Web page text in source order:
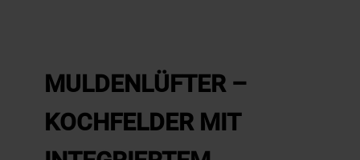
MULDENLÜFTER –
KOCHFELDER MIT